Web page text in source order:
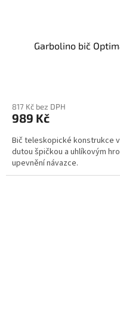
Garbolino bič
817 Kč bez DPH
989 Kč
Bič teleskopické konstrukce
dutou špičkou a uhlíkovým
upevnění návazce.